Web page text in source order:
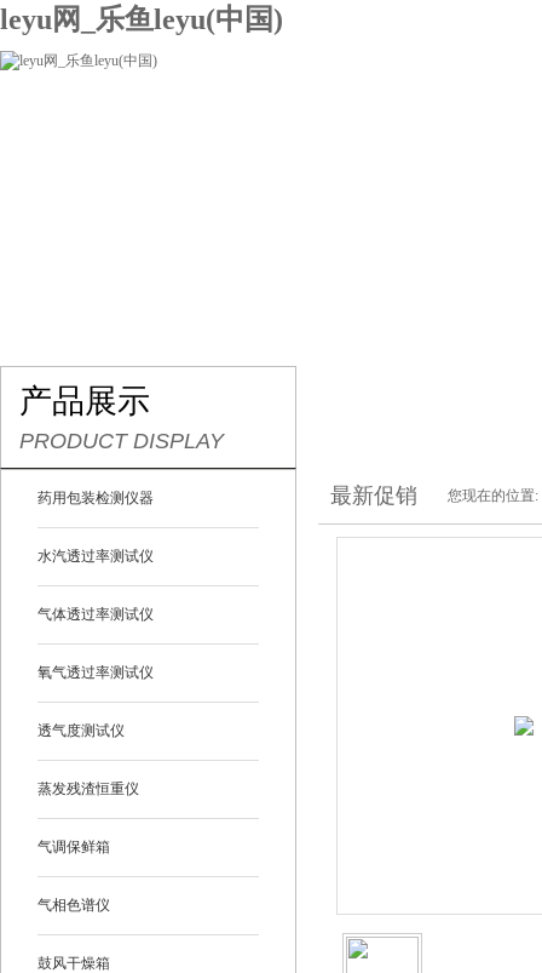
leyu网_乐鱼leyu(中国)
产品展示
PRODUCT DISPLAY
药用包装检测仪器
水汽透过率测试仪
气体透过率测试仪
氧气透过率测试仪
透气度测试仪
蒸发残渣恒重仪
气调保鲜箱
气相色谱仪
鼓风干燥箱
最新促销 您现在的位置: